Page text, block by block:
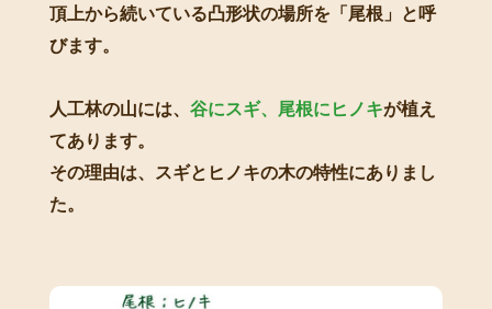
頂上から続いている凸形状の場所を「尾根」と呼
びます。
人工林の山には、 谷にスギ、尾根にヒノキが植え
てあります。
その理由は、スギとヒノキの木の特性にありまし
た。